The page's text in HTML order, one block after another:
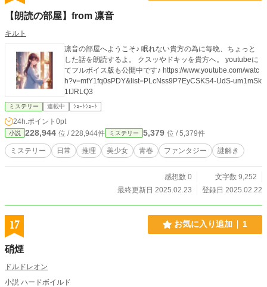
【朗読の部屋】from 凛音
キルト
凛音の部屋へようこそ♪ 眠れない貴方の為に毎晩、ちょっと
した話を朗読するよ。 クスッやドキッを貴方へ。 youtubeに
てフルボイス版も公開中です♪ https://www.youtube.com/watc
h?v=mtY1fq0sPDY&list=PLcNss9P7EyCSKS4-UdS-um1mSk
1IJRLQ3
ミステリー 連載中 ｼｮｰﾄｼｮｰﾄ
24h.ポイント 0pt
小説 228,944 位 / 228,944件 ミステリー 5,379 位 / 5,379件
ミステリー 日常 推理 美少女 青春 ファンタジー 謎解き
感想数 0
文字数 9,252
最終更新日 2025.02.23
登録日 2025.02.22
17 お気に入り追加 1
硝煙
ドルドレオン
小説 ハードボイルド